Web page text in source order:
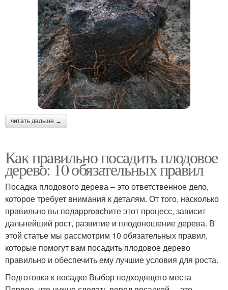
читать дальше →
Как правильно посадить плодовое
дерево: 10 обязательных правил
Посадка плодового дерева – это ответственное дело,
которое требует внимания к деталям. От того, насколько
правильно вы подapproachите этот процесс, зависит
дальнейший рост, развитие и плодоношение дерева. В
этой статье мы рассмотрим 10 обязательных правил,
которые помогут вам посадить плодовое дерево
правильно и обеспечить ему лучшие условия для роста.
Подготовка к посадке Выбор подходящего места